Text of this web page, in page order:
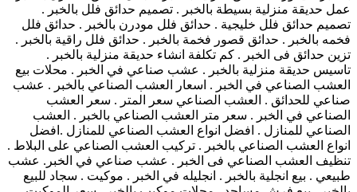
عمل حديقة منزلية بسيطة بالخبر . تصميم حدائق فلل بالخبر .
تصميم حدائق فلل خليجية . حدائق فلل مودرن بالخبر . حدائق فلل
فخمه بالخبر . حدائق قصور فخمة بالخبر . حدائق فلل راقية بالخبر .
تزين حدائق فى الخبر . كم تكلفة انشاء حديقة منزلية بالخبر .
تاسيس حديقة منزلية بالخبر . عشب صناعي في الخبر . محلات بيع
العشب الصناعي في الخبر . اسعار العشب الصناعي بالخبر . عشب
صناعي للحدائق . العشب الصناعي سعر المتر . سعر العشب
الصناعي في الخبر . سعر متر العشب الصناعي بالخبر . العشب
الصناعي للمنازل . افضل انواع العشب الصناعي للمنازل .افضل
انواع العشب الصناعي بالخبر . تركيب العشب الصناعي على البلاط .
تنظيف العشب الصناعي فى الخبر . عشب صناعي في الخبر. عشب
طبيعي . بيع انجلية بالخبر . انجليله في الخبر . موكيت . سجاد للبيع